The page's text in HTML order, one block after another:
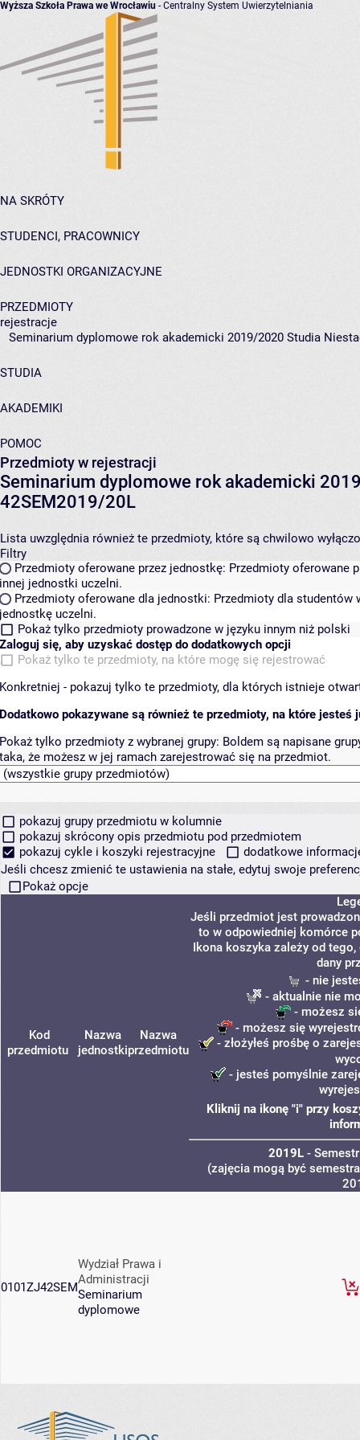
Wyższa Szkoła Prawa we Wrocławiu - Centralny System Uwierzytelniania
NA SKRÓTY
STUDENCI, PRACOWNICY
JEDNOSTKI ORGANIZACYJNE
PRZEDMIOTY
rejestracje
Seminarium dyplomowe rok akademicki 2019/2020 Studia
STUDIA
AKADEMIKI
POMOC
Przedmioty w rejestracji
Seminarium dyplomowe rok akademicki
42SEM2019/20L
Lista uwzględnia również te przedmioty, które są chwilowo
Filtry
Przedmioty oferowane przez jednostkę: Przedmioty oferowane
innej jednostki uczelni.
Przedmioty oferowane dla jednostki: Przedmioty dla studentów
jednostkę uczelni.
Pokaż tylko przedmioty prowadzone w języku innym niż polski
Zaloguj się, aby uzyskać dostęp do dodatkowych opcji
Pokaż tylko te przedmioty, na które mogę się rejestrować
Konkretniej - pokazuj tylko te przedmioty, dla których istnieje
Dodatkowo pokazywane są również te przedmioty, na które jesteś
Pokaż tylko przedmioty z wybranej grupy: Boldem są napisane
taka, że możesz w jej ramach zarejestrować się na przedmiot.
pokazuj grupy przedmiotu w kolumnie
pokazuj skrócony opis przedmiotu pod przedmiotem
pokazuj cykle i koszyki rejestracyjne
dodatkowe
Jeśli chcesz zmienić te ustawienia na stałe, edytuj swoje
Pokaż opcje
Kod
przedmiotu
Nazwa
jednostki
Nazwa
przedmiotu
Jeśli przedmiot jest
to w odpowiedniej komórce
Ikona koszyka zależy od
dany
- nie
- aktualnie nie
- możesz
- możesz się
- złożyłeś prośbę o
- jesteś pomyślnie
Kliknij na ikonę "i" przy
2019L-
(zajęcia mogą być
0101ZJ42SEM
Wydział Prawa i
Administracji
Seminarium
dyplomowe